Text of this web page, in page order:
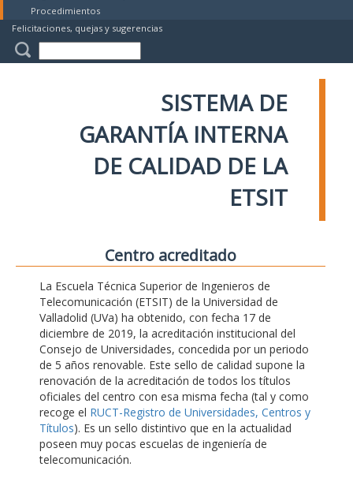
Procedimientos
Felicitaciones, quejas y sugerencias
SISTEMA DE
GARANTÍA INTERNA
DE CALIDAD DE LA
ETSIT
Centro acreditado
La Escuela Técnica Superior de Ingenieros de
Telecomunicación (ETSIT) de la Universidad de
Valladolid (UVa) ha obtenido, con fecha 17 de
diciembre de 2019, la acreditación institucional del
Consejo de Universidades, concedida por un periodo
de 5 años renovable. Este sello de calidad supone la
renovación de la acreditación de todos los títulos
oficiales del centro con esa misma fecha (tal y como
recoge el RUCT-Registro de Universidades, Centros y
Títulos). Es un sello distintivo que en la actualidad
poseen muy pocas escuelas de ingeniería de
telecomunicación.